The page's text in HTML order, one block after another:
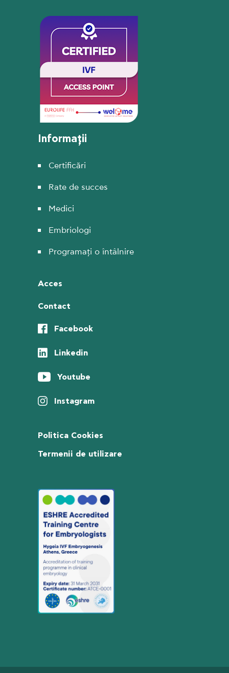
Informații
Certificări
Rate de succes
Medici
Embriologi
Programați o întâlnire
Acces
Contact
Facebook
Linkedin
Youtube
Instagram
Politica Cookies
Termenii de utilizare